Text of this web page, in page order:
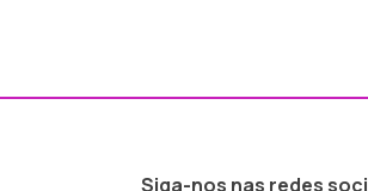
Siga-nos nas redes